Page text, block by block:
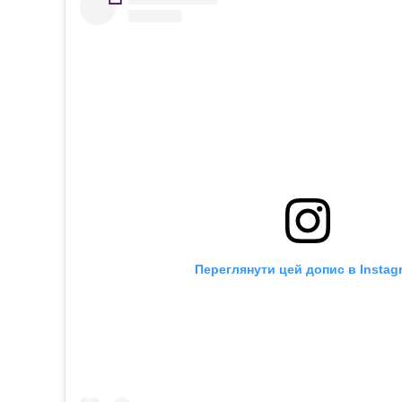
Переглянути цей допис в